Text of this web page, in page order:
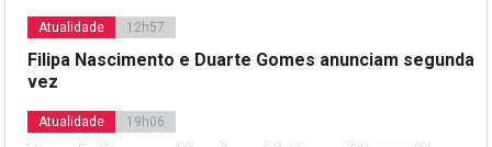
Atualidade 12h57
Filipa Nascimento e Duarte Gomes anunciam segunda
vez
Atualidade 19h06